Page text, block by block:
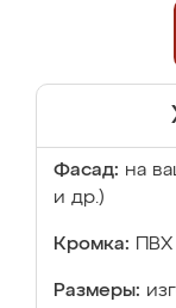
Фасад: на
и др.)
Кромка:
Размеры: